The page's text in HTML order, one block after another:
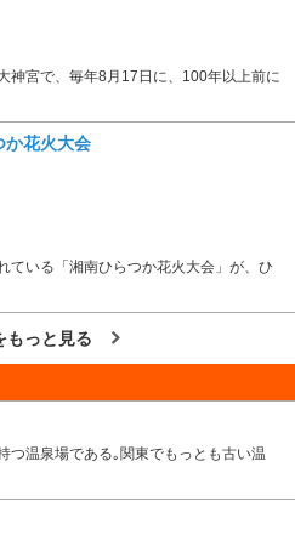
神宮で、毎年8月17日に、100年以上前に
か花火大会
ている「湘南ひらつか花火大会」が、ひ
もっと見る
つ温泉場である｡関東でもっとも古い温